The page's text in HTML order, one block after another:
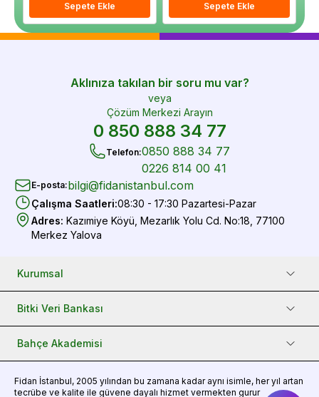
Sepete Ekle Sepete Ekle
Aklınıza takılan bir soru mu var?
veya
Çözüm Merkezi Arayın
0 850 888 34 77
Telefon:0850 888 34 77
0226 814 00 41
E-posta:bilgi@fidanistanbul.com
Çalışma Saatleri:08:30 - 17:30 Pazartesi-Pazar
Adres: Kazımiye Köyü, Mezarlık Yolu Cd. No:18, 77100
Merkez Yalova
Kurumsal
Bitki Veri Bankası
Bahçe Akademisi
Fidan İstanbul, 2005 yılından bu zamana kadar aynı isimle, her yıl artan
tecrübe ve kalite ile güvene dayalı hizmet vermekten gurur